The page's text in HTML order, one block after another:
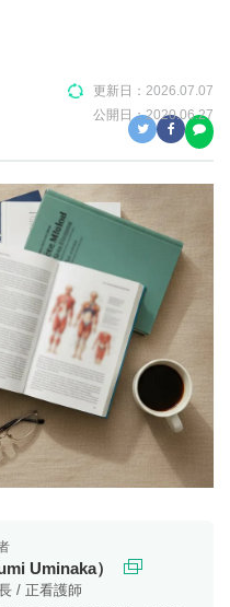
更新日： 2026.07.07
公開日：2020.06.27
Uminaka）
/ 正看護師